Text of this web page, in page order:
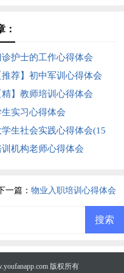
：
诊护士的工作心得体会
推荐】初中军训心得体会
精】教师培训心得体会
生实习心得体会
学生社会实践心得体会(15
训机构老师心得体会
一篇： 物业入职培训心得体会
版权所有